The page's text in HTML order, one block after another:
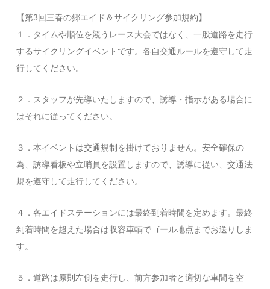
【第3回三春の郷エイド＆サイクリング参加規約】
１．タイムや順位を競うレース大会ではなく、一般道路を走行
するサイクリングイベントです。各自交通ルールを遵守して走
行してください。
２．スタッフが先導いたしますので、誘導・指示がある場合に
はそれに従ってください。
３．本イベントは交通規制を掛けておりません。安全確保の
為、誘導看板や立哨員を設置しますので、誘導に従い、交通法
規を遵守して走行してください。
４．各エイドステーションには最終到着時間を定めます。最終
到着時間を超えた場合は収容車輌でゴール地点までお送りしま
す。
５．道路は原則左側を走行し、前方参加者と適切な車間を空